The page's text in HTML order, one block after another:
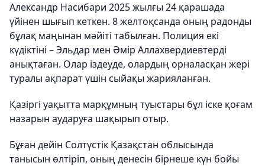
Александр Насибари 2025 жылғы 24 қарашада
үйінен шығып кеткен. 8 желтоқсанда оның радонды
бұлақ маңынан мәйіті табылған. Полиция екі
күдіктіні – Эльдар мен Әмір Аллахвердиевтерді
анықтаған. Олар іздеуде, олардың орналасқан жері
туралы ақпарат үшін сыйақы жарияланған.
Қазіргі уақытта марқұмның туыстары бұл іске қоғам
назарын аударуға шақырып отыр.
Бұған дейін Солтүстік Қазақстан облысында
танысын өлтіріп, оның денесін бірнеше күн бойы